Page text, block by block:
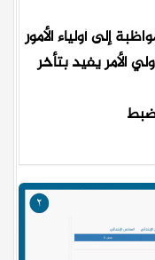
إلى أولياء الأمور
الأمر يفيد بتأخر
ضبط